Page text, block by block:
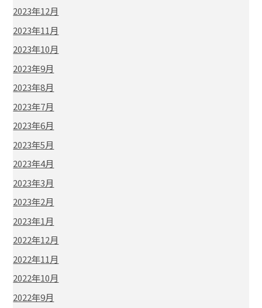
2023年12月
2023年11月
2023年10月
2023年9月
2023年8月
2023年7月
2023年6月
2023年5月
2023年4月
2023年3月
2023年2月
2023年1月
2022年12月
2022年11月
2022年10月
2022年9月